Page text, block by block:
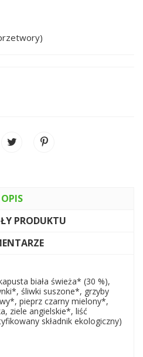
OPIS
PRODUKTU
biała świeża* (30 %),
śliwki suszone*, grzyby
pieprz czarny mielony*,
ziele angielskie*, liść
składnik ekologiczny)